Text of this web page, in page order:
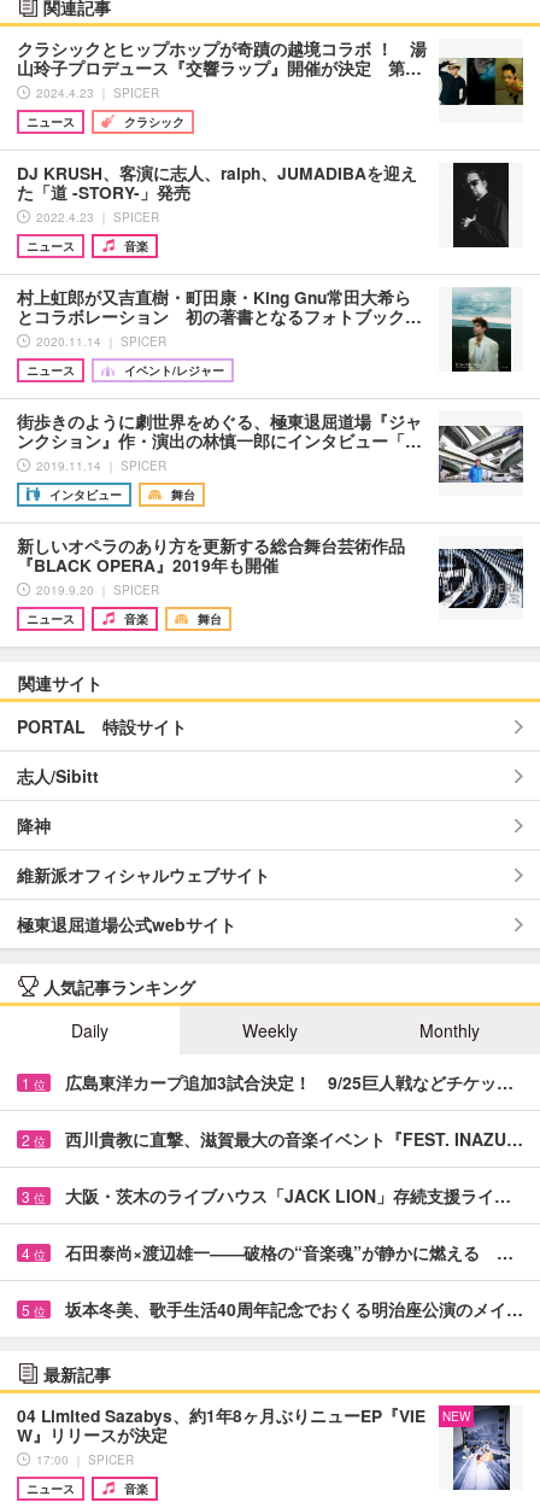
関連記事
クラシックとヒップホップが奇蹟の越境コラボ ！ 湯
山玲子プロデュース『交響ラップ』開催が決定 第…
2024.4.23 ｜ SPICER
ニュース
クラシック
DJ KRUSH、客演に志人、ralph、JUMADIBAを迎え
た「道 -STORY-」発売
2022.4.23 ｜ SPICER
ニュース
音楽
村上虹郎が又吉直樹・町田康・King Gnu常田大希ら
とコラボレーション 初の著書となるフォトブック…
2020.11.14 ｜ SPICER
ニュース
イベント/レジャー
街歩きのように劇世界をめぐる、極東退屈道場『ジャ
ンクション』作・演出の林慎一郎にインタビュー「…
2019.11.14 ｜ SPICER
インタビュー
舞台
新しいオペラのあり方を更新する総合舞台芸術作品
『BLACK OPERA』2019年も開催
2019.9.20 ｜ SPICER
ニュース
音楽 舞台
関連サイト
PORTAL 特設サイト
志人/Sibitt
降神
維新派オフィシャルウェブサイト
極東退屈道場公式webサイト
人気記事ランキング
Daily
Weekly Monthly
1 位 広島東洋カープ追加3試合決定！ 9/25巨人戦などチケッ…
2 位 西川貴教に直撃、滋賀最大の音楽イベント『FEST. INAZU…
3 位 大阪・茨木のライブハウス「JACK LION」存続支援ライ…
4 位 石田泰尚×渡辺雄一――破格の“音楽魂”が静かに燃える …
5 位 坂本冬美、歌手生活40周年記念でおくる明治座公演のメイ…
最新記事
04 Limited Sazabys、約1年8ヶ月ぶりニューEP『VIE
W』リリースが決定
17:00 ｜ SPICER
ニュース
音楽
NEW